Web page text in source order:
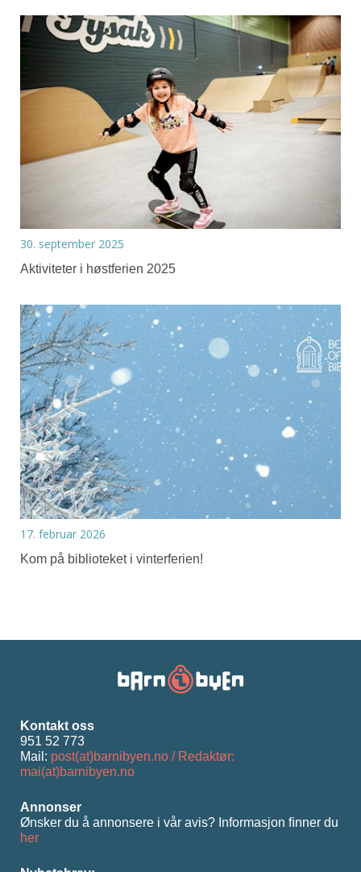
30. september 2025
Aktiviteter i høstferien 2025
17. februar 2026
Kom på biblioteket i vinterferien!
Kontakt oss
951 52 773
Mail: post(at)barnibyen.no / Redaktør:
mai(at)barnibyen.no
Annonser
Ønsker du å annonsere i vår avis? Informasjon ﬁnner du
her